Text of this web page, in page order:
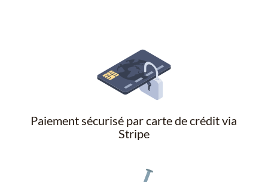
Paiement sécurisé par carte de crédit via
Stripe